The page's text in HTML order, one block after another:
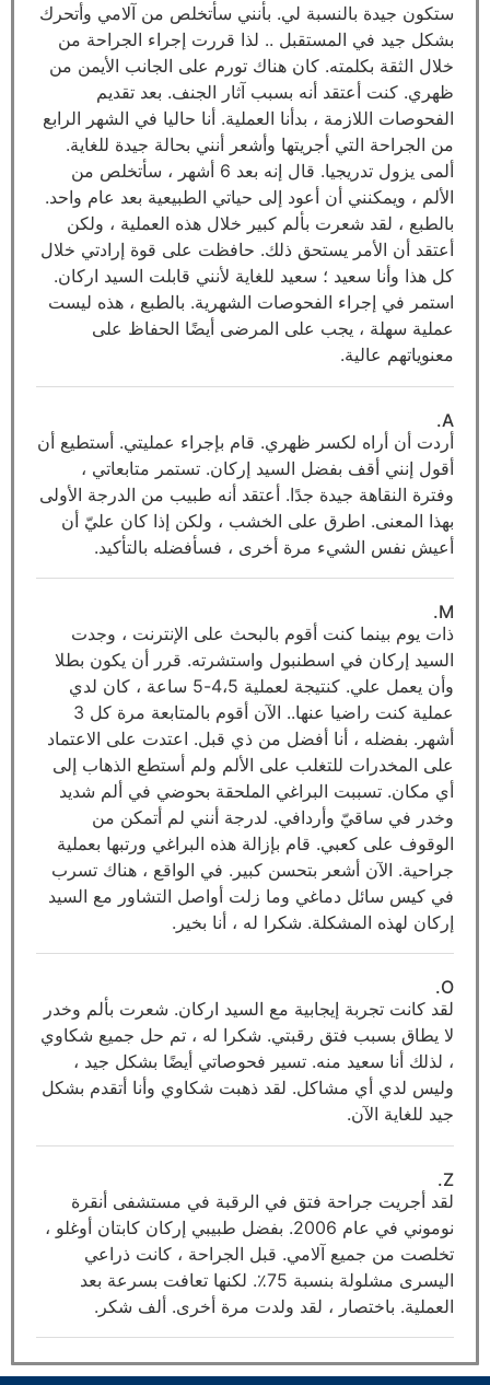
ستكون جيدة بالنسبة لي. بأنني سأتخلص من آلامي وأتحرك
بشكل جيد في المستقبل .. لذا قررت إجراء الجراحة من
خلال الثقة بكلمته. كان هناك تورم على الجانب الأيمن من
ظهري. كنت أعتقد أنه بسبب آثار الجنف. بعد تقديم
الفحوصات اللازمة ، بدأنا العملية. أنا حاليا في الشهر الرابع
من الجراحة التي أجريتها وأشعر أنني بحالة جيدة للغاية.
ألمى يزول تدريجيا. قال إنه بعد 6 أشهر ، سأتخلص من
الألم ، ويمكنني أن أعود إلى حياتي الطبيعية بعد عام واحد.
بالطبع ، لقد شعرت بألم كبير خلال هذه العملية ، ولكن
أعتقد أن الأمر يستحق ذلك. حافظت على قوة إرادتي خلال
كل هذا وأنا سعيد ؛ سعيد للغاية لأنني قابلت السيد اركان.
استمر في إجراء الفحوصات الشهرية. بالطبع ، هذه ليست
عملية سهلة ، يجب على المرضى أيضًا الحفاظ على
معنوياتهم عالية.
A.
أردت أن أراه لكسر ظهري. قام بإجراء عمليتي. أستطيع أن
أقول إنني أقف بفضل السيد إركان. تستمر متابعاتي ،
وفترة النقاهة جيدة جدًا. أعتقد أنه طبيب من الدرجة الأولى
بهذا المعنى. اطرق على الخشب ، ولكن إذا كان عليّ أن
أعيش نفس الشيء مرة أخرى ، فسأفضله بالتأكيد.
M.
ذات يوم بينما كنت أقوم بالبحث على الإنترنت ، وجدت
السيد إركان في اسطنبول واستشرته. قرر أن يكون بطلا
وأن يعمل علي. كنتيجة لعملية 4،5-5 ساعة ، كان لدي
عملية كنت راضيا عنها.. الآن أقوم بالمتابعة مرة كل 3
أشهر. بفضله ، أنا أفضل من ذي قبل. اعتدت على الاعتماد
على المخدرات للتغلب على الألم ولم أستطع الذهاب إلى
أي مكان. تسببت البراغي الملحقة بحوضي في ألم شديد
وخدر في ساقيّ وأردافي. لدرجة أنني لم أتمكن من
الوقوف على كعبي. قام بإزالة هذه البراغي ورتبها بعملية
جراحية. الآن أشعر بتحسن كبير. في الواقع ، هناك تسرب
في كيس سائل دماغي وما زلت أواصل التشاور مع السيد
إركان لهذه المشكلة. شكرا له ، أنا بخير.
O.
لقد كانت تجربة إيجابية مع السيد اركان. شعرت بألم وخدر
لا يطاق بسبب فتق رقبتي. شكرا له ، تم حل جميع شكاوي
، لذلك أنا سعيد منه. تسير فحوصاتي أيضًا بشكل جيد ،
وليس لدي أي مشاكل. لقد ذهبت شكاوي وأنا أتقدم بشكل
جيد للغاية الآن.
Z.
لقد أجريت جراحة فتق في الرقبة في مستشفى أنقرة
نوموني في عام 2006. بفضل طبيبي إركان كابتان أوغلو ،
تخلصت من جميع آلامي. قبل الجراحة ، كانت ذراعي
اليسرى مشلولة بنسبة 75٪. لكنها تعافت بسرعة بعد
العملية. باختصار ، لقد ولدت مرة أخرى. ألف شكر.